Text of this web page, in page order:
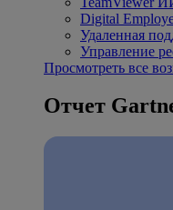
Digital
Удаленная
Управление
Просмотреть все
Отчет